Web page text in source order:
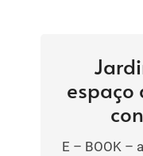
espaço
E – BOOK –